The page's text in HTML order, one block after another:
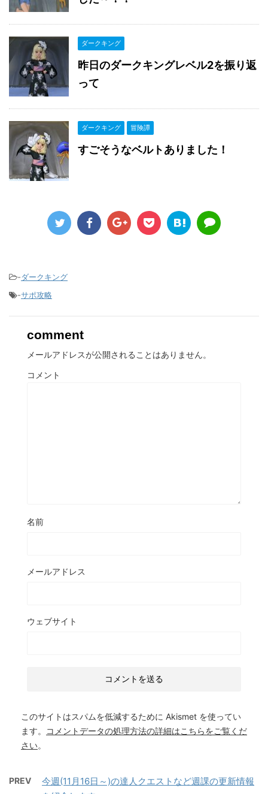
ダークキング
昨日のダークキングレベル2を振り返
って
ダークキング 冒険譚
すごそうなベルトありました！
-ダークキング
-サポ攻略
comment
メールアドレスが公開されることはありません。
コメント
名前
メールアドレス
ウェブサイト
このサイトはスパムを低減するために Akismet を使ってい
ます。
コメントデータの処理方法の詳細はこちらをご覧くだ
さい。
PREV
今週(11月16日～)の達人クエストなど週課の更新情報